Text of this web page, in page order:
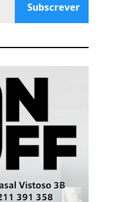
s
Subscrever